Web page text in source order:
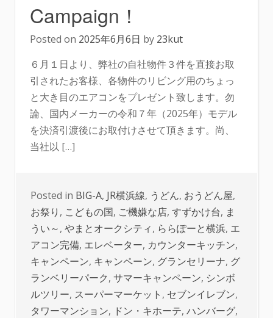
Campaign！
Posted on 2025年6月6日 by 23kut
６月１日より、弊社の自社物件３件を直接お取
引されたお客様、各物件のリビング用のちょっ
と大き目のエアコンをプレゼント致します。勿
論、国内メーカーの令和７年（2025年）モデル
を決済引渡後にお取付けさせて頂きます。尚、
当社以 […]
Posted in BIG-A, JR横浜線, うどん, おうどん屋,
お祭り , こどもの国, ご機嫌な店, すずかけ台, ま
うい～, やまとオークシティ, ららぽーと横浜, エ
アコン完備, エレベーター, カウンターキッチン,
キャンペーン, キャンペーン, グランセリーナ, グ
ランベリーパーク, サマーキャンペーン, シンボ
ルツリー, スーパーマーケット , セブンイレブン,
タワーマンション, ドン・キホーテ, ハンバーグ,